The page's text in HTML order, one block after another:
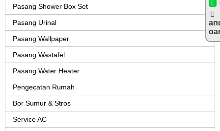
Pasang Shower Box Set
Pasang Urinal
Pasang Wallpaper
Pasang Wastafel
Pasang Water Heater
Pengecatan Rumah
Bor Sumur & Stros
Service AC